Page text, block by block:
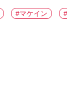
#マケイン #